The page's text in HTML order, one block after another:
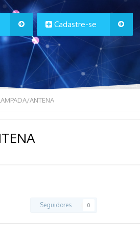
Cadastre-se
ANTENA
Seguidores 0